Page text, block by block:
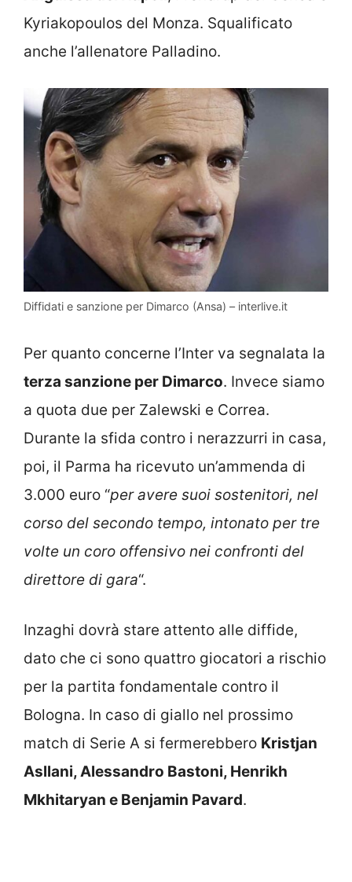
Kyriakopoulos del Monza. Squalificato
anche l’allenatore Palladino.
Diffidati e sanzione per Dimarco (Ansa) – interlive.it
Per quanto concerne l’Inter va segnalata la
terza sanzione per Dimarco. Invece siamo
a quota due per Zalewski e Correa.
Durante la sfida contro i nerazzurri in casa,
poi, il Parma ha ricevuto un’ammenda di
3.000 euro “per avere suoi sostenitori, nel
corso del secondo tempo, intonato per tre
volte un coro offensivo nei confronti del
direttore di gara“.
Inzaghi dovrà stare attento alle diffide,
dato che ci sono quattro giocatori a rischio
per la partita fondamentale contro il
Bologna. In caso di giallo nel prossimo
match di Serie A si fermerebbero Kristjan
Asllani, Alessandro Bastoni, Henrikh
Mkhitaryan e Benjamin Pavard.